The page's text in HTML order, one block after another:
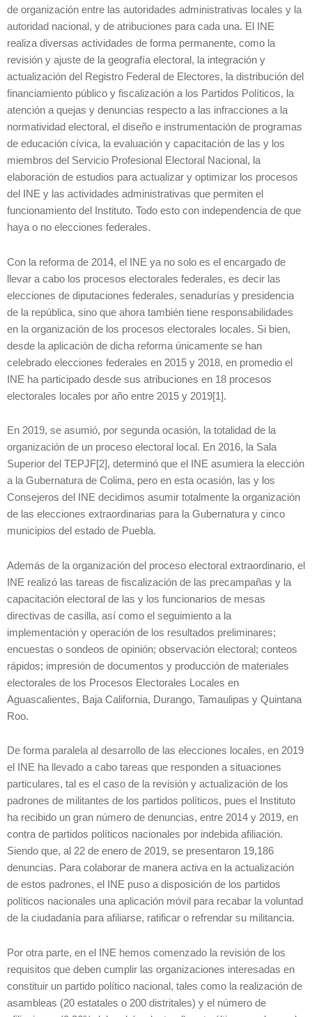
de organización entre las autoridades administrativas locales y la
autoridad nacional, y de atribuciones para cada una. El INE
realiza diversas actividades de forma permanente, como la
revisión y ajuste de la geografía electoral, la integración y
actualización del Registro Federal de Electores, la distribución del
financiamiento público y fiscalización a los Partidos Políticos, la
atención a quejas y denuncias respecto a las infracciones a la
normatividad electoral, el diseño e instrumentación de programas
de educación cívica, la evaluación y capacitación de las y los
miembros del Servicio Profesional Electoral Nacional, la
elaboración de estudios para actualizar y optimizar los procesos
del INE y las actividades administrativas que permiten el
funcionamiento del Instituto. Todo esto con independencia de que
haya o no elecciones federales.
Con la reforma de 2014, el INE ya no solo es el encargado de
llevar a cabo los procesos electorales federales, es decir las
elecciones de diputaciones federales, senadurías y presidencia
de la república, sino que ahora también tiene responsabilidades
en la organización de los procesos electorales locales. Si bien,
desde la aplicación de dicha reforma únicamente se han
celebrado elecciones federales en 2015 y 2018, en promedio el
INE ha participado desde sus atribuciones en 18 procesos
electorales locales por año entre 2015 y 2019[1].
En 2019, se asumió, por segunda ocasión, la totalidad de la
organización de un proceso electoral local. En 2016, la Sala
Superior del TEPJF[2], determinó que el INE asumiera la elección
a la Gubernatura de Colima, pero en esta ocasión, las y los
Consejeros del INE decidimos asumir totalmente la organización
de las elecciones extraordinarias para la Gubernatura y cinco
municipios del estado de Puebla.
Además de la organización del proceso electoral extraordinario, el
INE realizó las tareas de fiscalización de las precampañas y la
capacitación electoral de las y los funcionarios de mesas
directivas de casilla, así como el seguimiento a la
implementación y operación de los resultados preliminares;
encuestas o sondeos de opinión; observación electoral; conteos
rápidos; impresión de documentos y producción de materiales
electorales de los Procesos Electorales Locales en
Aguascalientes, Baja California, Durango, Tamaulipas y Quintana
Roo.
De forma paralela al desarrollo de las elecciones locales, en 2019
el INE ha llevado a cabo tareas que responden a situaciones
particulares, tal es el caso de la revisión y actualización de los
padrones de militantes de los partidos políticos, pues el Instituto
ha recibido un gran número de denuncias, entre 2014 y 2019, en
contra de partidos políticos nacionales por indebida afiliación.
Siendo que, al 22 de enero de 2019, se presentaron 19,186
denuncias. Para colaborar de manera activa en la actualización
de estos padrones, el INE puso a disposición de los partidos
políticos nacionales una aplicación móvil para recabar la voluntad
de la ciudadanía para afiliarse, ratificar o refrendar su militancia.
Por otra parte, en el INE hemos comenzado la revisión de los
requisitos que deben cumplir las organizaciones interesadas en
constituir un partido político nacional, tales como la realización de
asambleas (20 estatales o 200 distritales) y el número de